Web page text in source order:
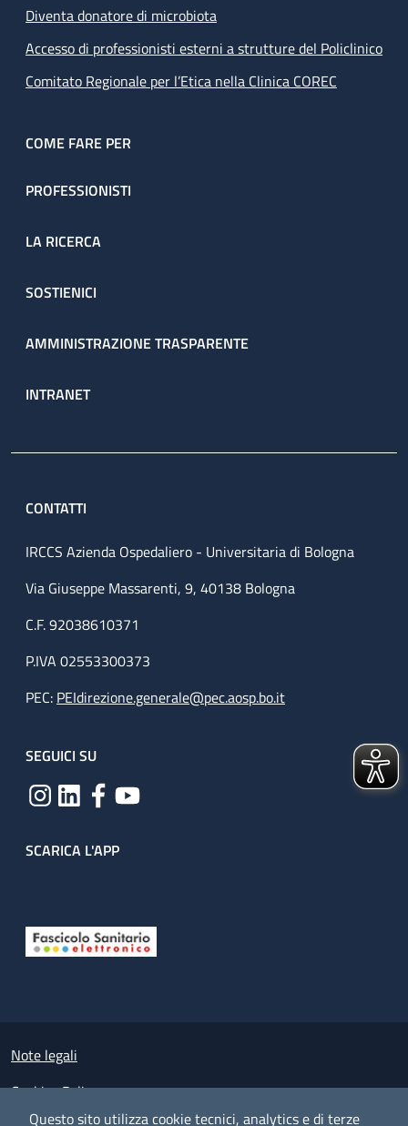
Questo sito utilizza cookie tecnici, analytics e di terze
Diventa donatore di microbiota
Accesso di professionisti esterni a strutture del Policlinico
Comitato Regionale per l’Etica nella Clinica COREC
COME FARE PER
PROFESSIONISTI
LA RICERCA
SOSTIENICI
AMMINISTRAZIONE TRASPARENTE
INTRANET
CONTATTI
IRCCS Azienda Ospedaliero - Universitaria di Bologna
Via Giuseppe Massarenti, 9, 40138 Bologna
C.F. 92038610371
P.IVA 02553300373
PEC: PEIdirezione.generale@pec.aosp.bo.it
SEGUICI SU
SCARICA L'APP
Small prints
Note legali
Cookies Policy